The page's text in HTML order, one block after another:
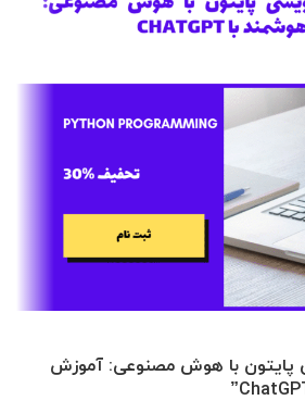
پایتون با هوش مصنوعی: آموزش